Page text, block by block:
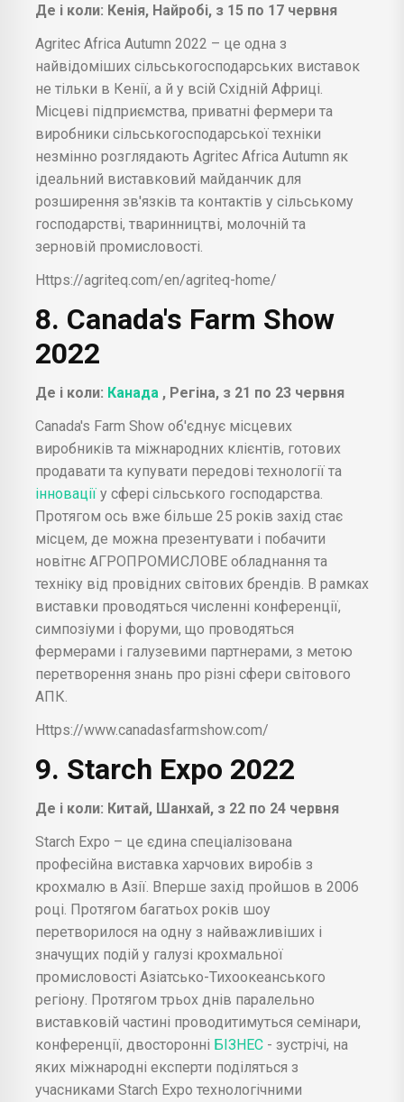
Де і коли: Кенія, Найробі, з 15 по 17 червня
Agritec Africa Autumn 2022 – це одна з
найвідоміших сільськогосподарських виставок
не тільки в Кенії, а й у всій Східній Африці.
Місцеві підприємства, приватні фермери та
виробники сільськогосподарської техніки
незмінно розглядають Agritec Africa Autumn як
ідеальний виставковий майданчик для
розширення зв'язків та контактів у сільському
господарстві, тваринництві, молочній та
зерновій промисловості.
Https://agriteq.com/en/agriteq-home/
8. Canada's Farm Show
2022
Де і коли: Канада , Регіна, з 21 по 23 червня
Canada's Farm Show об'єднує місцевих
виробників та міжнародних клієнтів, готових
продавати та купувати передові технології та
інновації у сфері сільського господарства.
Протягом ось вже більше 25 років захід стає
місцем, де можна презентувати і побачити
новітнє АГРОПРОМИСЛОВЕ обладнання та
техніку від провідних світових брендів. В рамках
виставки проводяться численні конференції,
симпозіуми і форуми, що проводяться
фермерами і галузевими партнерами, з метою
перетворення знань про різні сфери світового
АПК.
Https://www.canadasfarmshow.com/
9. Starch Expo 2022
Де і коли: Китай, Шанхай, з 22 по 24 червня
Starch Expo – це єдина спеціалізована
професійна виставка харчових виробів з
крохмалю в Азії. Вперше захід пройшов в 2006
році. Протягом багатьох років шоу
перетворилося на одну з найважливіших і
значущих подій у галузі крохмальної
промисловості Азіатсько-Тихоокеанського
регіону. Протягом трьох днів паралельно
виставковій частині проводитимуться семінари,
конференції, двосторонні БІЗНЕС - зустрічі, на
яких міжнародні експерти поділяться з
учасниками Starch Expo технологічними